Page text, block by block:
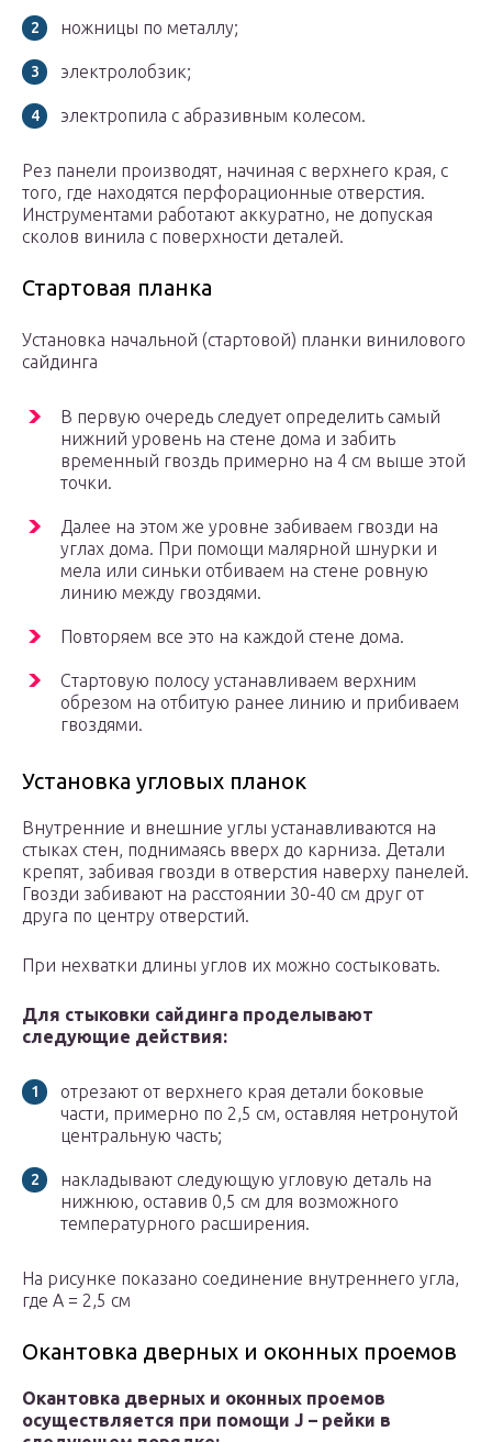
ножницы по металлу;
электролобзик;
электропила с абразивным колесом.
Рез панели производят, начиная с верхнего края, с
того, где находятся перфорационные отверстия.
Инструментами работают аккуратно, не допуская
сколов винила с поверхности деталей.
Стартовая планка
Установка начальной (стартовой) планки винилового
сайдинга
В первую очередь следует определить самый
нижний уровень на стене дома и забить
временный гвоздь примерно на 4 см выше этой
точки.
Далее на этом же уровне забиваем гвозди на
углах дома. При помощи малярной шнурки и
мела или синьки отбиваем на стене ровную
линию между гвоздями.
Повторяем все это на каждой стене дома.
Стартовую полосу устанавливаем верхним
обрезом на отбитую ранее линию и прибиваем
гвоздями.
Установка угловых планок
Внутренние и внешние углы устанавливаются на
стыках стен, поднимаясь вверх до карниза. Детали
крепят, забивая гвозди в отверстия наверху панелей.
Гвозди забивают на расстоянии 30-40 см друг от
друга по центру отверстий.
При нехватки длины углов их можно состыковать.
Для стыковки сайдинга проделывают
следующие действия:
отрезают от верхнего края детали боковые
части, примерно по 2,5 см, оставляя нетронутой
центральную часть;
накладывают следующую угловую деталь на
нижнюю, оставив 0,5 см для возможного
температурного расширения.
На рисунке показано соединение внутреннего угла,
где А = 2,5 см
Окантовка дверных и оконных проемов
Окантовка дверных и оконных проемов
осуществляется при помощи J – рейки в